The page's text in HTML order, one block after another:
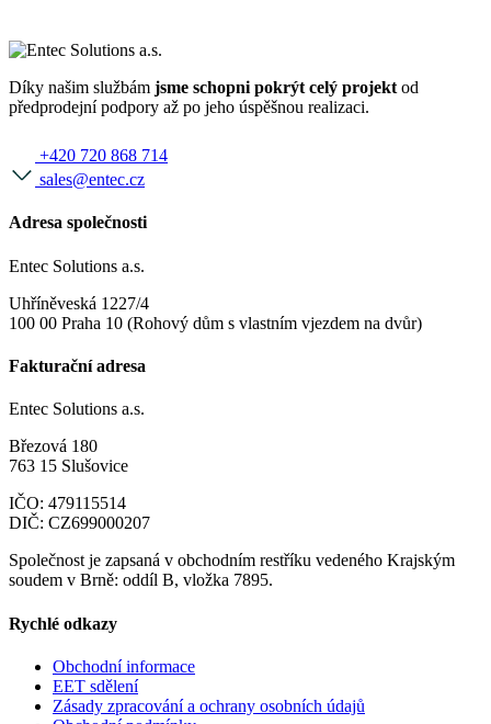
Díky našim službám jsme schopni pokrýt celý projekt od
předprodejní podpory až po jeho úspěšnou realizaci.
+420 720 868 714
sales@entec.cz
Adresa společnosti
Entec Solutions a.s.
Uhříněveská 1227/4
100 00 Praha 10 (Rohový dům s vlastním vjezdem na dvůr)
Fakturační adresa
Entec Solutions a.s.
Březová 180
763 15 Slušovice
IČO: 479115514
DIČ: CZ699000207
Společnost je zapsaná v obchodním restříku vedeného Krajským
soudem v Brně: oddíl B, vložka 7895.
Rychlé odkazy
Obchodní informace
EET sdělení
Zásady zpracování a ochrany osobních údajů